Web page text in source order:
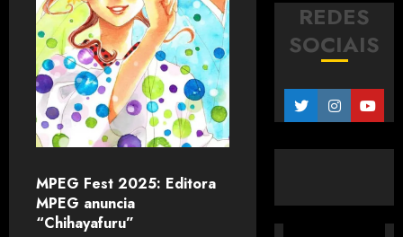
MPEG Fest 2025: Editora
MPEG anuncia
“Chihayafuru”
REDES
SOCIAIS